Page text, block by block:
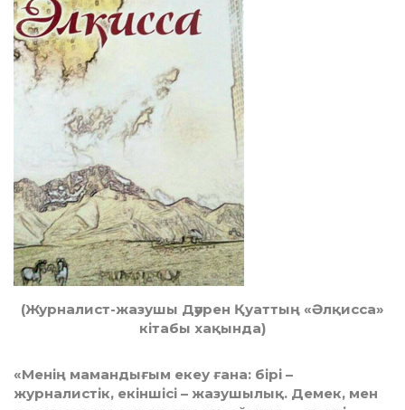
(Журналист-жазушы Дәурен Қуаттың «Әлқисса»
кітабы хақында)
«Менің мамандығым екеу ғана: бірі –
журналистік, екіншісі – жазушылық. Демек, мен